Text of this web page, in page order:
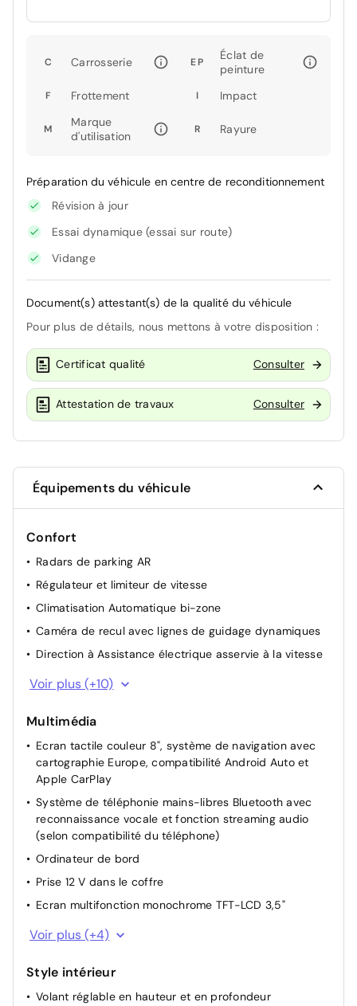
C Carrosserie EP
Éclat de
peinture
F Frottement I Impact
M
Marque
d'utilisation
R Rayure
Préparation du véhicule en centre de reconditionnement
Révision à jour
Essai dynamique (essai sur route)
Vidange
Document(s) attestant(s) de la qualité du véhicule
Pour plus de détails, nous mettons à votre disposition :
Certificat qualité Consulter
Attestation de travaux Consulter
Équipements du véhicule
Confort
Radars de parking AR
Régulateur et limiteur de vitesse
Climatisation Automatique bi-zone
Caméra de recul avec lignes de guidage dynamiques
Direction à Assistance électrique asservie à la vitesse
Assistance au démarrage en côte
Désembuage automatique du pare-brise
Lève-vitres AV et AR électriques (séquentiel et anti-
pincement côté conducteur)
Projecteurs AV à technologie dite de "projection"
Appuies-tête AV réglables en inclinaison
Rétroviseur intérieur électrochromatique (ECM)
Sélecteur de conduite DRIVE MODE (Normal ou Sport)
Rétroviseurs extérieurs rabattables électriquement
Voir plus (+10)
Multimédia
Ecran tactile couleur 8", système de navigation avec
cartographie Europe, compatibilité Android Auto et
Apple CarPlay
Système de téléphonie mains-libres Bluetooth avec
reconnaissance vocale et fonction streaming audio
(selon compatibilité du téléphone)
Ordinateur de bord
Prise 12 V dans le coffre
Ecran multifonction monochrome TFT-LCD 3,5"
Prise 12V à charge accélérée sur la partie inférieure de
la planche de bord
Radio MP3, 6 haut-parleurs (dont 2 tweeters), avec
commandes au volant
Voir plus (+4)
Style intérieur
Volant réglable en hauteur et en profondeur